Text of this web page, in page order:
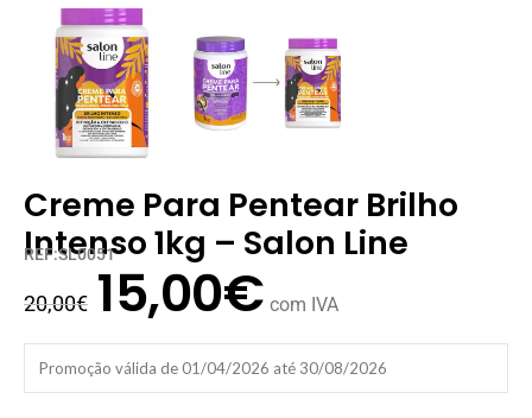
Creme Para Pentear Brilho
Intenso 1kg – Salon Line
REF:SL0051
20,00€ 15,00€ com IVA
Promoção válida de 01/04/2026 até 30/08/2026